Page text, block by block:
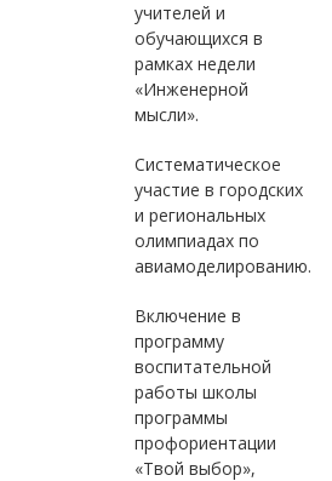
учителей и
обучающихся в
рамках недели
«Инженерной
мысли».
Систематическое
участие в городских
и региональных
олимпиадах по
авиамоделированию.
Включение в
программу
воспитательной
работы школы
программы
профориентации
«Твой выбор»,